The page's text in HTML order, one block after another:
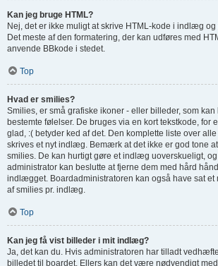
Kan jeg bruge HTML?
Nej, det er ikke muligt at skrive HTML-kode i indlæg og
Det meste af den formatering, der kan udføres med
anvende BBkode i stedet.
Top
Hvad er smilies?
Smilies, er små grafiske ikoner - eller billeder, som
bestemte følelser. De bruges via en kort tekstkode, for
glad, :( betyder ked af det. Den komplette liste over
skrives et nyt indlæg. Bemærk at det ikke er god tone
smilies. De kan hurtigt gøre et indlæg uoverskueligt,
administrator kan beslutte at fjerne dem med hård
indlægget. Boardadministratoren kan også have sat et
af smilies pr. indlæg.
Top
Kan jeg få vist billeder i mit indlæg?
Ja, det kan du. Hvis administratoren har tilladt
billedet til boardet. Ellers kan det være nødvendigt